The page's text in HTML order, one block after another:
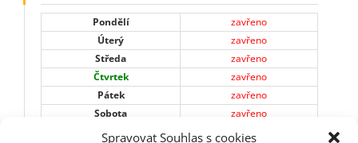
Spravovat Souhlas s cookies
Pondělí
zavřeno
Úterý
zavřeno
Středa
zavřeno
Čtvrtek
zavřeno
Pátek
zavřeno
Sobota
zavřeno
Neděle
zavřeno